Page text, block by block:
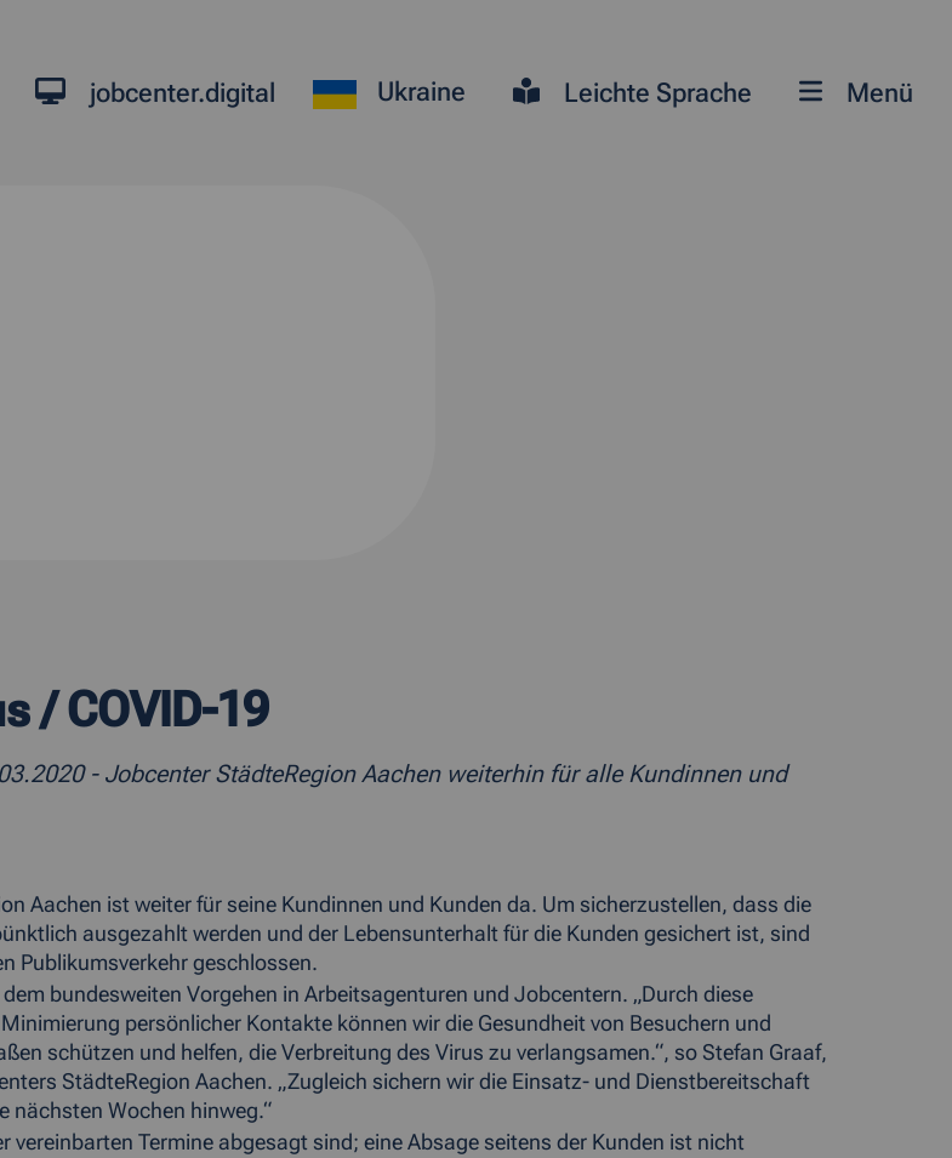
jobcenter.digital Ukraine Leichte Sprache Menü
/ COVID-19
- Jobcenter StädteRegion Aachen weiterhin für alle Kundinnen und
Aachen ist weiter für seine Kundinnen und Kunden da. Um sicherzustellen, dass die
ausgezahlt werden und der Lebensunterhalt für die Kunden gesichert ist, sind
Publikumsverkehr geschlossen.
bundesweiten Vorgehen in Arbeitsagenturen und Jobcentern. „Durch diese
persönlicher Kontakte können wir die Gesundheit von Besuchern und
schützen und helfen, die Verbreitung des Virus zu verlangsamen.“, so Stefan Graaf,
StädteRegion Aachen. „Zugleich sichern wir die Einsatz- und Dienstbereitschaft
nächsten Wochen hinweg.“
vereinbarten Termine abgesagt sind; eine Absage seitens der Kunden ist nicht